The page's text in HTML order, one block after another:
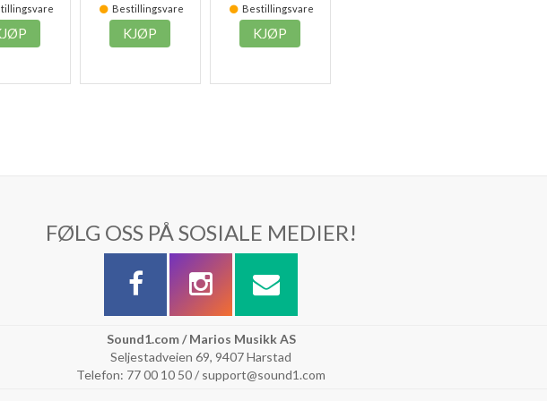
Bestillingsvare
KJØP
Bestillingsvare
KJØP
FØLG OSS PÅ SOSIALE MEDIER!
Sound1.com / Marios Musikk AS
Seljestadveien 69, 9407 Harstad
Telefon: 77 00 10 50 / support@sound1.com